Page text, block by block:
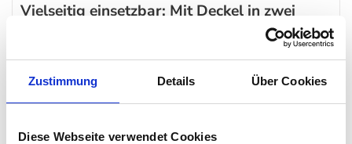
Zustimmung Details Über Cookies
Diese Webseite verwendet Cookies
Vielseitig einsetzbar: Mit Deckel in zwei
Die Porzellandose wird mit einem passenden Deckel geliefert,
der nicht nur den Inhalt schützt, sondern auch das Design
perfekt abrundet. Das besondere Design verleiht der Dose eine